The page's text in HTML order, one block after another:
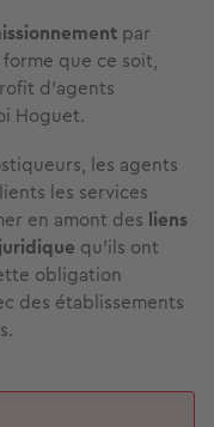
par
que ce soit,
d’agents
Hoguet.
les agents
les services
en amont des liens
qu’ils ont
obligation
des établissements